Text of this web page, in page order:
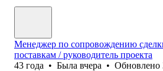
Менеджер по сопровождению
поставкам / руководитель проекта
43 года • Была вчера • Обновлено